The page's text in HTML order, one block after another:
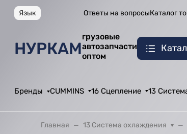
Язык Ответы на вопросыКаталог
НУРКАМ
грузовые
автозапчасти
оптом
Бренды CUMMINS 16 Сцепление 13
Главная 13 Система охлаждения